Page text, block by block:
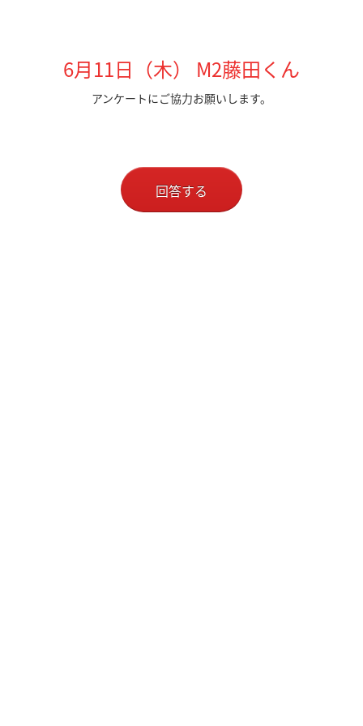
6月11日（木） M2藤田くん
アンケートにご協力お願いします。
回答する